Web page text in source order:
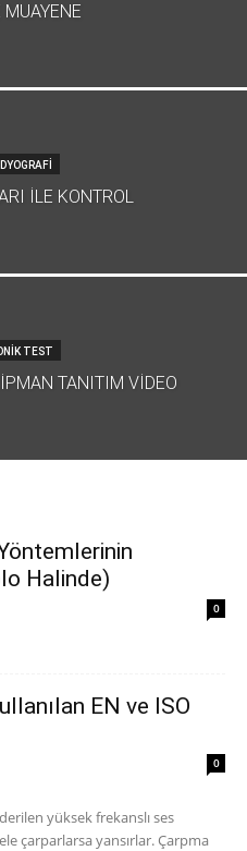
İLE KONTROL
TEST
TANITIM VIDEO
Halinde)
0
EN ve ISO
0
yüksek frekanslı ses
çarparlarsa yansırlar. Çarpma